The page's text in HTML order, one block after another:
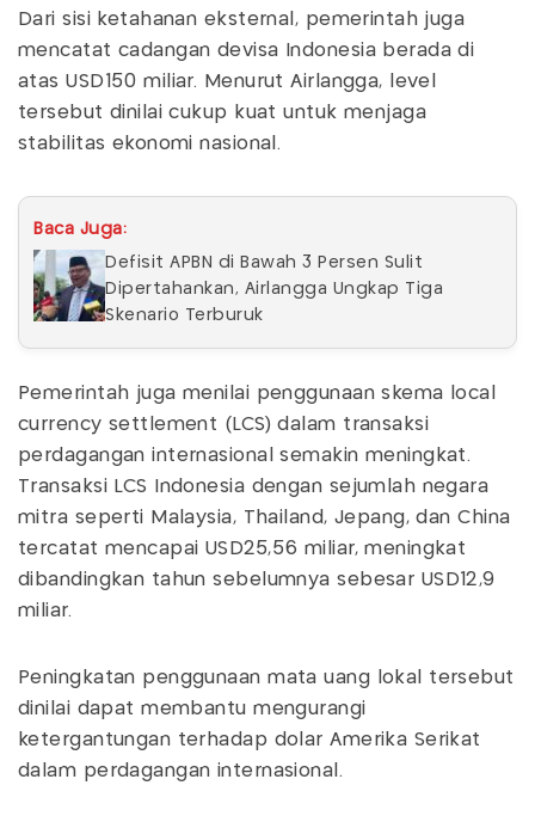
Dari sisi ketahanan eksternal, pemerintah juga
mencatat cadangan devisa Indonesia berada di
atas USD150 miliar. Menurut Airlangga, level
tersebut dinilai cukup kuat untuk menjaga
stabilitas ekonomi nasional.
Baca Juga:
Defisit APBN di Bawah 3 Persen Sulit
Dipertahankan, Airlangga Ungkap Tiga
Skenario Terburuk
Pemerintah juga menilai penggunaan skema local
currency settlement (LCS) dalam transaksi
perdagangan internasional semakin meningkat.
Transaksi LCS Indonesia dengan sejumlah negara
mitra seperti Malaysia, Thailand, Jepang, dan China
tercatat mencapai USD25,56 miliar, meningkat
dibandingkan tahun sebelumnya sebesar USD12,9
miliar.
Peningkatan penggunaan mata uang lokal tersebut
dinilai dapat membantu mengurangi
ketergantungan terhadap dolar Amerika Serikat
dalam perdagangan internasional.